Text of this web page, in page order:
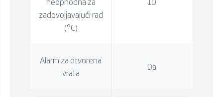
zadovoljavajući rad
(°C)
Alarm za otvorena
vrata
Da